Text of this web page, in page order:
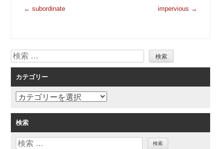
投
ゲ
ー
シ
ョ
ン
← subordinate impervious →
検
索
カテゴリー
カ
ゴ
リ
ー
検索
検